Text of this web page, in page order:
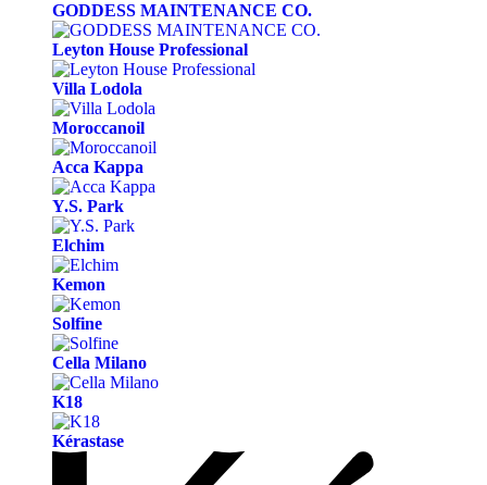
GODDESS MAINTENANCE CO.
Leyton House Professional
Villa Lodola
Moroccanoil
Acca Kappa
Y.S. Park
Elchim
Kemon
Solfine
Cella Milano
K18
Kérastase